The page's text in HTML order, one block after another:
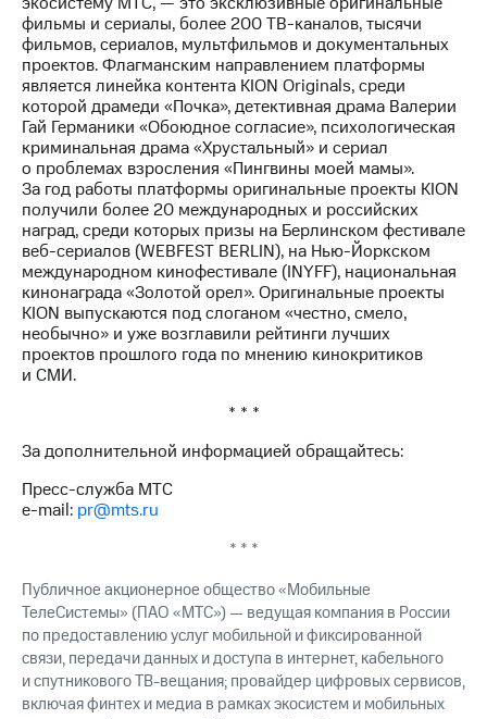
фильмы и сериалы, более 200 ТВ-каналов, тысячи
фильмов, сериалов, мультфильмов и документальных
проектов. Флагманским направлением платформы
является линейка контента KION Originals, среди
которой драмеди «Почка», детективная драма Валерии
Гай Германики «Обоюдное согласие», психологическая
криминальная драма «Хрустальный» и сериал
о проблемах взросления «Пингвины моей мамы».
За год работы платформы оригинальные проекты KION
получили более 20 международных и российских
наград, среди которых призы на Берлинском фестивале
веб-сериалов (WEBFEST BERLIN), на Нью-Йоркском
международном кинофестивале (INYFF), национальная
кинонаграда «Золотой орел». Оригинальные проекты
KION выпускаются под слоганом «честно, смело,
необычно» и уже возглавили рейтинги лучших
проектов прошлого года по мнению кинокритиков
и СМИ.
* * *
За дополнительной информацией обращайтесь:
Пресс-служба МТС
e-mail: pr@mts.ru
* * *
Публичное акционерное общество «Мобильные
ТелеСистемы» (ПАО «МТС») — ведущая компания в России
по предоставлению услуг мобильной и фиксированной
связи, передачи данных и доступа в интернет, кабельного
и спутникового ТВ-вещания; провайдер цифровых сервисов,
включая финтех и медиа в рамках экосистем и мобильных